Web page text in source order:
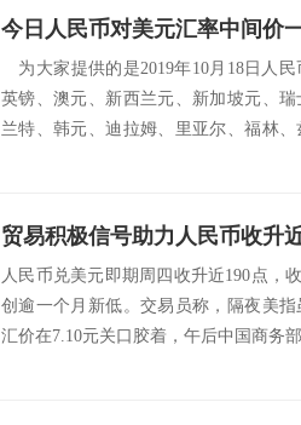
今日人民币对美元汇率中间价
为大家提供的是2019年10月18日人
英镑、澳元、新西兰元、新加坡元、
兰特、韩元、迪拉姆、里亚尔、福林
人民币兑美元即期周四收升近190点，
创逾一个月新低。交易员称，隔夜美
汇价在7.10元关口胶着，午后中国商务